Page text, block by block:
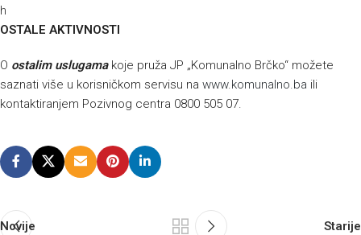
h
OSTALE AKTIVNOSTI
O ostalim uslugamakoje pruža JP „Komunalno Brčko“ možete
saznati više u korisničkom servisu na www.komunalno.ba ili
kontaktiranjem Pozivnog centra 0800 505 07.
Novije Starije